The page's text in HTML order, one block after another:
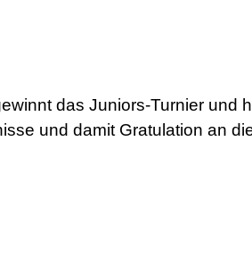
das Juniors-Turnier und
und damit Gratulation an